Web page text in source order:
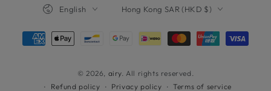
© 2026, airy . All rights reserved.
Refund policy
Privacy policy Terms of service
English Hong Kong SAR (HKD $)
Payment